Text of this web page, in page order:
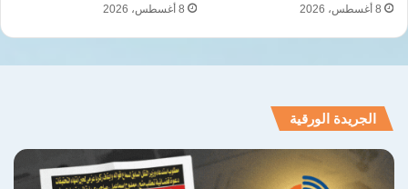
8 أغسطس، 2026 8 أغسطس، 2026
الجريدة الورقية